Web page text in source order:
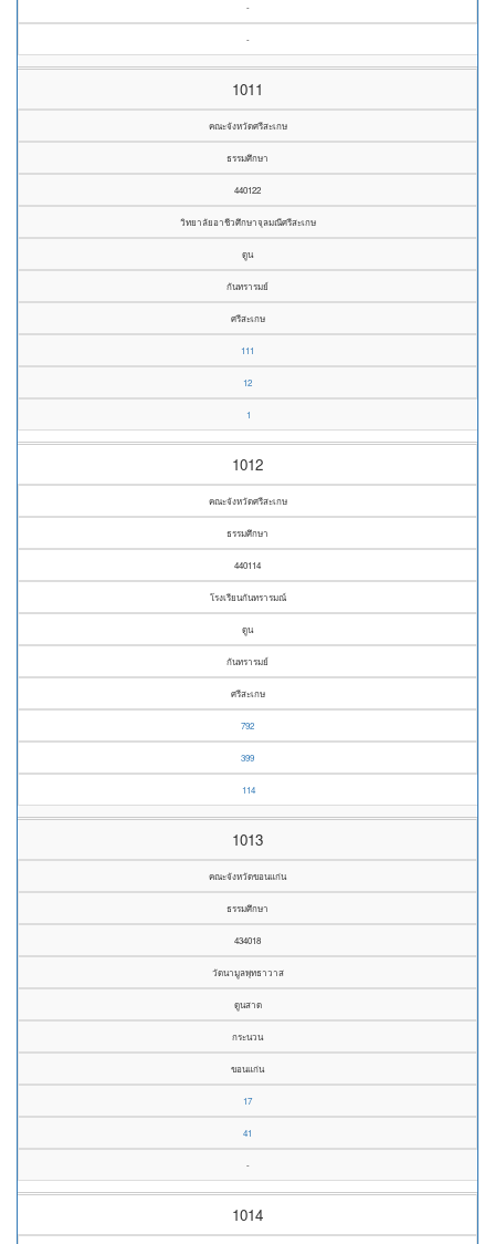
-
-
1011
คณะจังหวัดศรีสะเกษ
ธรรมศึกษา
440122
วิทยาลัยอาชีวศึกษาจุลมณีศรีสะเกษ
ดูน
กันทรารมย์
ศรีสะเกษ
111
12
1
1012
คณะจังหวัดศรีสะเกษ
ธรรมศึกษา
440114
โรงเรียนกันทรารมณ์
ดูน
กันทรารมย์
ศรีสะเกษ
792
399
114
1013
คณะจังหวัดขอนแก่น
ธรรมศึกษา
434018
วัดนามูลพุทธาวาส
ดูนสาด
กระนวน
ขอนแก่น
17
41
-
1014